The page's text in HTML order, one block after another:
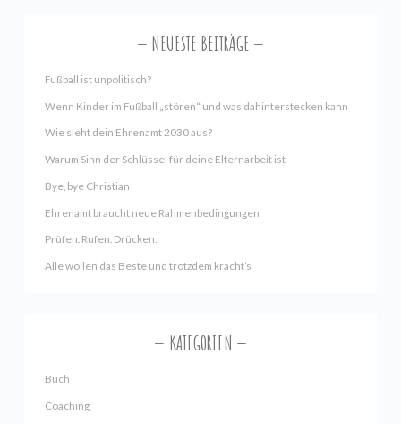
NEUESTE BEITRÄGE
Fußball ist unpolitisch?
Wenn Kinder im Fußball „stören“ und was dahinterstecken kann
Wie sieht dein Ehrenamt 2030 aus?
Warum Sinn der Schlüssel für deine Elternarbeit ist
Bye, bye Christian
Ehrenamt braucht neue Rahmenbedingungen
Prüfen. Rufen. Drücken.
Alle wollen das Beste und trotzdem kracht’s
KATEGORIEN
Buch
Coaching